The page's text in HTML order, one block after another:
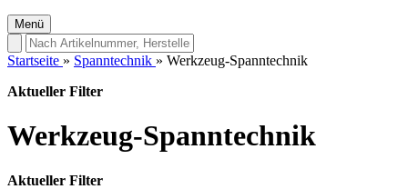
Menü
Startseite » Spanntechnik » Werkzeug-Spanntechnik
Aktueller Filter
Werkzeug-Spanntechnik
Aktueller Filter